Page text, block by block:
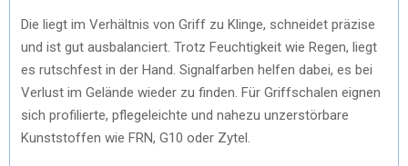
Die liegt im Verhältnis von Griff zu Klinge, schneidet präzise
und ist gut ausbalanciert. Trotz Feuchtigkeit wie Regen, liegt
es rutschfest in der Hand. Signalfarben helfen dabei, es bei
Verlust im Gelände wieder zu finden. Für Griffschalen eignen
sich profilierte, pflegeleichte und nahezu unzerstörbare
Kunststoffen wie FRN, G10 oder Zytel.